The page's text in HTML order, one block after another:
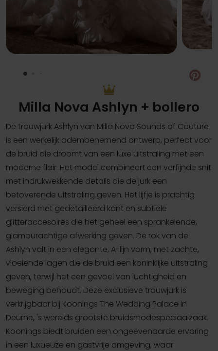
Milla Nova Ashlyn + bollero
De trouwjurk Ashlyn van Milla Nova Sounds of Couture
is een werkelijk adembenemend ontwerp, perfect voor
de bruid die droomt van een luxe uitstraling met een
moderne flair. Het model combineert een verfijnde snit
met indrukwekkende details die de jurk een
betoverende uitstraling geven. Het lijfje is prachtig
versierd met gedetailleerd kant en subtiele
glitteraccesoires die het geheel een sprankelende,
glamourachtige afwerking geven. De rok van de
Ashlyn valt in een elegante, A-lijn vorm, met zachte,
vloeiende lagen die de bruid een koninklijke uitstraling
geven, terwijl het een gevoel van luchtigheid en
beweging behoudt. Deze exclusieve trouwjurk is
verkrijgbaar bij Koonings The Wedding Palace in
Deurne, 's werelds grootste bruidsmodespeciaalzaak.
Koonings biedt bruiden een ongeëvenaarde ervaring
in een luxueuze en gastvrije omgeving, waar